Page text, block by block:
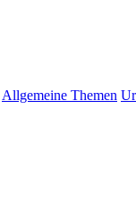
Allgemeine Themen